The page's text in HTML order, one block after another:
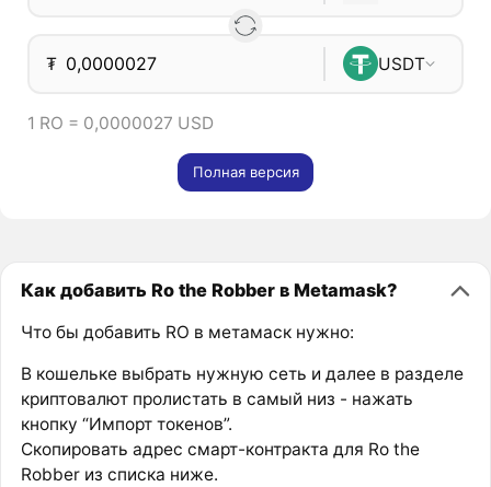
₮ USDT
1 RO = 0,0000027 USD
Полная версия
Как добавить Ro the Robber в Metamask?
Что бы добавить RO в метамаск нужно:
В кошельке выбрать нужную сеть и далее в разделе
криптовалют пролистать в самый низ - нажать
кнопку “Импорт токенов”.
Скопировать адрес смарт-контракта для Ro the
Robber из списка ниже.